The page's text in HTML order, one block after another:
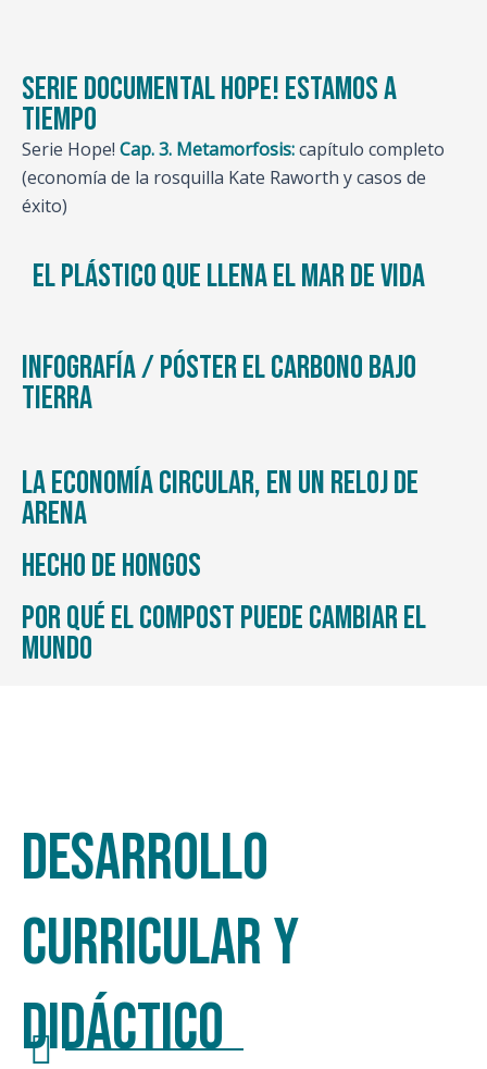
Serie documental HOPE! Estamos a
tiempo
Serie Hope! Cap. 3. Metamorfosis:capítulo completo
(economía de la rosquilla Kate Raworth y casos de
éxito)
El plástico que llena el mar de vida
Infografía / póster El carbono bajo
tierra
La economía circular, en un reloj de
arena
Hecho de hongos
Por qué el compost puede cambiar el
mundo
Desarrollo
curricular y
didáctico